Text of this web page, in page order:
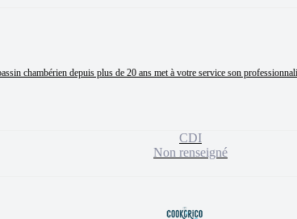
chambérien depuis plus de 20 ans met à votre service son
CDI
Non renseigné